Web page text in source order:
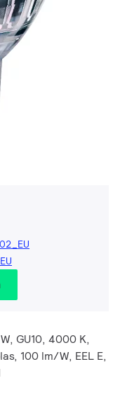
GU10, 4000 K,
100 lm/W, EEL E,